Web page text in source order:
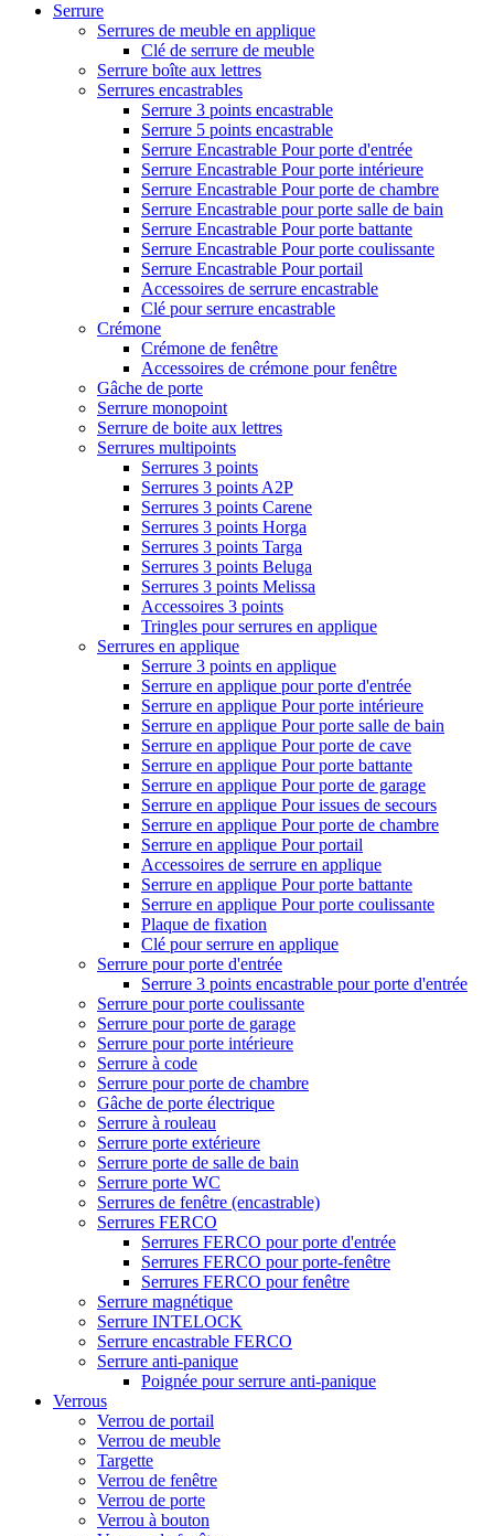
Serrure
Serrures de meuble en applique
Clé de serrure de meuble
Serrure boîte aux lettres
Serrures encastrables
Serrure 3 points encastrable
Serrure 5 points encastrable
Serrure Encastrable Pour porte d'entrée
Serrure Encastrable Pour porte intérieure
Serrure Encastrable Pour porte de chambre
Serrure Encastrable pour porte salle de bain
Serrure Encastrable Pour porte battante
Serrure Encastrable Pour porte coulissante
Serrure Encastrable Pour portail
Accessoires de serrure encastrable
Clé pour serrure encastrable
Crémone
Crémone de fenêtre
Accessoires de crémone pour fenêtre
Gâche de porte
Serrure monopoint
Serrure de boite aux lettres
Serrures multipoints
Serrures 3 points
Serrures 3 points A2P
Serrures 3 points Carene
Serrures 3 points Horga
Serrures 3 points Targa
Serrures 3 points Beluga
Serrures 3 points Melissa
Accessoires 3 points
Tringles pour serrures en applique
Serrures en applique
Serrure 3 points en applique
Serrure en applique pour porte d'entrée
Serrure en applique Pour porte intérieure
Serrure en applique Pour porte salle de bain
Serrure en applique Pour porte de cave
Serrure en applique Pour porte battante
Serrure en applique Pour porte de garage
Serrure en applique Pour issues de secours
Serrure en applique Pour porte de chambre
Serrure en applique Pour portail
Accessoires de serrure en applique
Serrure en applique Pour porte battante
Serrure en applique Pour porte coulissante
Plaque de fixation
Clé pour serrure en applique
Serrure pour porte d'entrée
Serrure 3 points encastrable pour porte d'entrée
Serrure pour porte coulissante
Serrure pour porte de garage
Serrure pour porte intérieure
Serrure à code
Serrure pour porte de chambre
Gâche de porte électrique
Serrure à rouleau
Serrure porte extérieure
Serrure porte de salle de bain
Serrure porte WC
Serrures de fenêtre (encastrable)
Serrures FERCO
Serrures FERCO pour porte d'entrée
Serrures FERCO pour porte-fenêtre
Serrures FERCO pour fenêtre
Serrure magnétique
Serrure INTELOCK
Serrure encastrable FERCO
Serrure anti-panique
Poignée pour serrure anti-panique
Verrous
Verrou de portail
Verrou de meuble
Targette
Verrou de fenêtre
Verrou de porte
Verrou à bouton